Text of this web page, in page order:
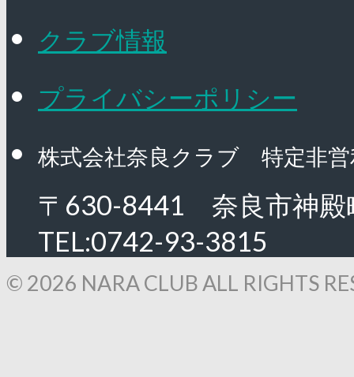
クラブ情報
プライバシーポリシー
株式会社奈良クラブ 特定非
〒630-8441 奈良市神
TEL:0742-93-3815
© 2026 NARA CLUB ALL RIGHTS